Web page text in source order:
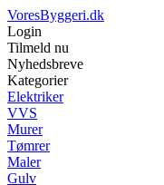
VoresByggeri.dk
Login
Tilmeld nu
Nyhedsbreve
Kategorier
Elektriker
VVS
Murer
Tømrer
Maler
Gulv